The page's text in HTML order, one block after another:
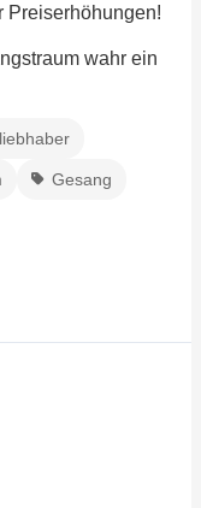
Preiserhöhungen!
wahr ein
Gesang